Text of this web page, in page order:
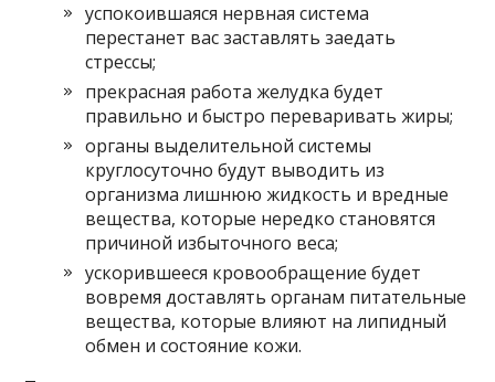
успокоившаяся нервная система
перестанет вас заставлять заедать
стрессы;
прекрасная работа желудка будет
правильно и быстро переваривать жиры;
органы выделительной системы
круглосуточно будут выводить из
организма лишнюю жидкость и вредные
вещества, которые нередко становятся
причиной избыточного веса;
ускорившееся кровообращение будет
вовремя доставлять органам питательные
вещества, которые влияют на липидный
обмен и состояние кожи.